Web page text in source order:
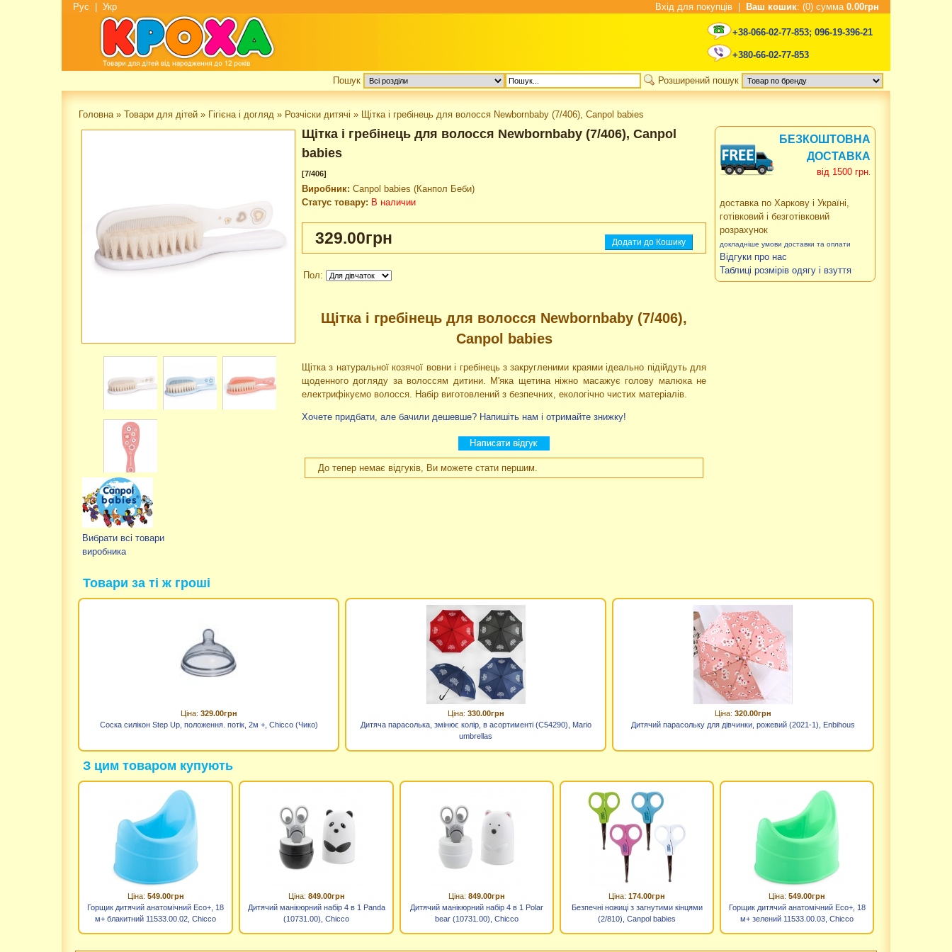
Рус Укр Вхід для покупців Ваш кошик: (0) сумма 0.00грн
+38-066-02-77-853; 096-19-396-21
+380-66-02-77-853
Пошук Розширений пошук
Головна» Товари для дітей » Гігієна і догляд » Розчіски дитячі » Щітка і гребінець для волосся Newbornbaby (7/406), Canpol babies
Вибрати всі товари
виробника
Щітка і гребінець для волосся Newbornbaby (7/406), Canpol
babies
[7/406]
Виробник: Canpol babies (Канпол Беби)
Статус товару: В наличии
329.00грн
Пол:
Щітка і гребінець для волосся Newbornbaby (7/406),
Canpol babies
Щітка з натуральної козячої вовни і гребінець з закругленими краями ідеально підійдуть для
щоденного догляду за волоссям дитини. М'яка щетина ніжно масажує голову малюка не
електрифікуємо волосся. Набір виготовлений з безпечних, екологічно чистих матеріалів.
Хочете придбати, але бачили дешевше? Напишіть нам і отримайте знижку!
До тепер немає відгуків, Ви можете стати першим.
БЕЗКОШТОВНА
ДОСТАВКА
від 1500 грн
доставка по Харкову і Україні,
готівковий і безготівковий
розрахунок
докладніше умови доставки та оплати
Відгуки про нас
Таблиці розмірів одягу і взуття
Товари за ті ж гроші
Ціна: 329.00грн
Соска силікон Step Up, положення. потік, 2м +, Chicco (Чико)
Ціна: 330.00грн
Дитяча парасолька, змінює колір, в асортименті (C54290), Mario
umbrellas
Ціна: 320.00грн
Дитячий парасольку для дівчинки, рожевий (2021-1), Enbihous
З цим товаром купують
Ціна: 549.00грн
Горщик дитячий анатомічний Eco+, 18
м+ блакитний 11533.00.02, Chicco
Ціна: 849.00грн
Дитячий манікюрний набір 4 в 1 Panda
(10731.00), Сhicco
Ціна: 849.00грн
Дитячий манікюрний набір 4 в 1 Polar
bear (10731.00), Сhicco
Ціна: 174.00грн
Безпечні ножиці з загнутими кінцями
(2/810), Canpol babies
Ціна: 549.00грн
Горщик дитячий анатомічний Eco+, 18
м+ зелений 11533.00.03, Chicco